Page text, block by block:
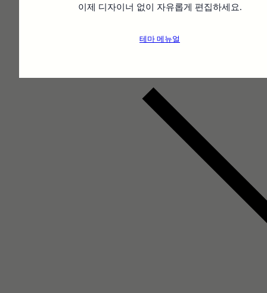
이제 디자이너 없이 자유롭게 편집하세요.
테마 메뉴얼